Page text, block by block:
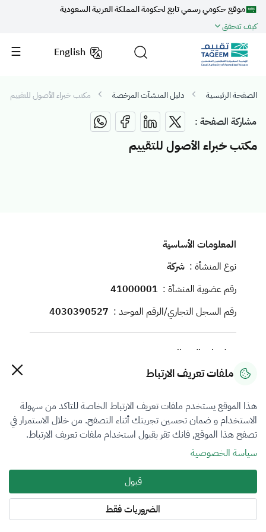
موقع حكومي رسمي تابع لحكومة المملكة العربية السعودية
كيف تتحقق
English
الصفحة الرئيسية دليل المنشآت المرخصة مكتب خبراء الأصول للتقييم
مشاركة الصفحة :
مكتب خبراء الأصول للتقييم
المعلومات الأساسية
نوع المنشأة : شركة
رقم عضوية المنشأة : 41000001
رقم السجل التجاري/الرقم الموحد : 4030390527
معلومات الاتصال
رقم الجوال : 0555550447
الموقع الإلكتروني : http://www.khobara.sa
العنوان :
فروع التقييم
ملفات تعريف الارتباط
هذا الموقع يستخدم ملفات تعريف الارتباط الخاصة للتاكد من سهولة
الاستخدام و ضمان تحسين تجربتك أثناء التصفح. من خلال الاستمرار في
تصفح هذا الموقع, فانك تقر بقبول استخدام ملفات تعريف الارتباط.
سياسة الخصوصية
قبول
الضروريات فقط